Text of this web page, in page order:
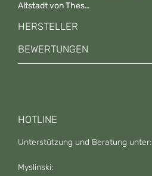
Altstadt von Thes…
HERSTELLER
BEWERTUNGEN
HOTLINE
Unterstützung und Beratung unter:
Myslinski: